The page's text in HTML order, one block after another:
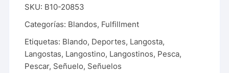
SKU: B10-20853
Categorías: Blandos, Fulfillment
Etiquetas: Blando, Deportes, Langosta,
Langostas, Langostino, Langostinos, Pesca,
Pescar, Señuelo, Señuelos